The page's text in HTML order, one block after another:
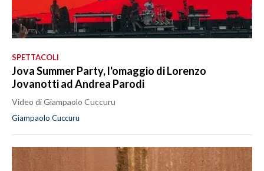
SPETTACOLI
Jova Summer Party, l'omaggio di Lorenzo
Jovanotti ad Andrea Parodi
Video di Giampaolo Cuccuru
Giampaolo Cuccuru